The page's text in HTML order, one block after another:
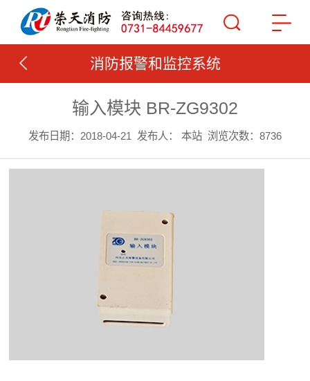
消防报警和监控系统
输入模块 BR-ZG9302
发布日期：2018-04-21 发布人： 本站 浏览次数：8736